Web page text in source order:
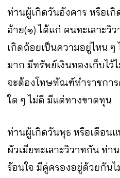
ท่านผู้เกิดวันอังคาร หรือเกิ
อ้าย(๑) ได้แก่ คนทะเลาะวิ
เกิดถ้อยเป็นความอยู่ไหน
มาก มีทรัพย์เงินทองเก็บไว้
จะต้องโทษทัณฑ์ทำราชกา
ใด ๆ ไม่ดี มีแต่ทางขาดทุน
ท่านผู้เกิดวันพุธ หรือเดือน
ผัวเมียทะเลาะวิวาทกัน ท่า
ร้อนใจ มีคู่ครองอยู่ด้วยกัน